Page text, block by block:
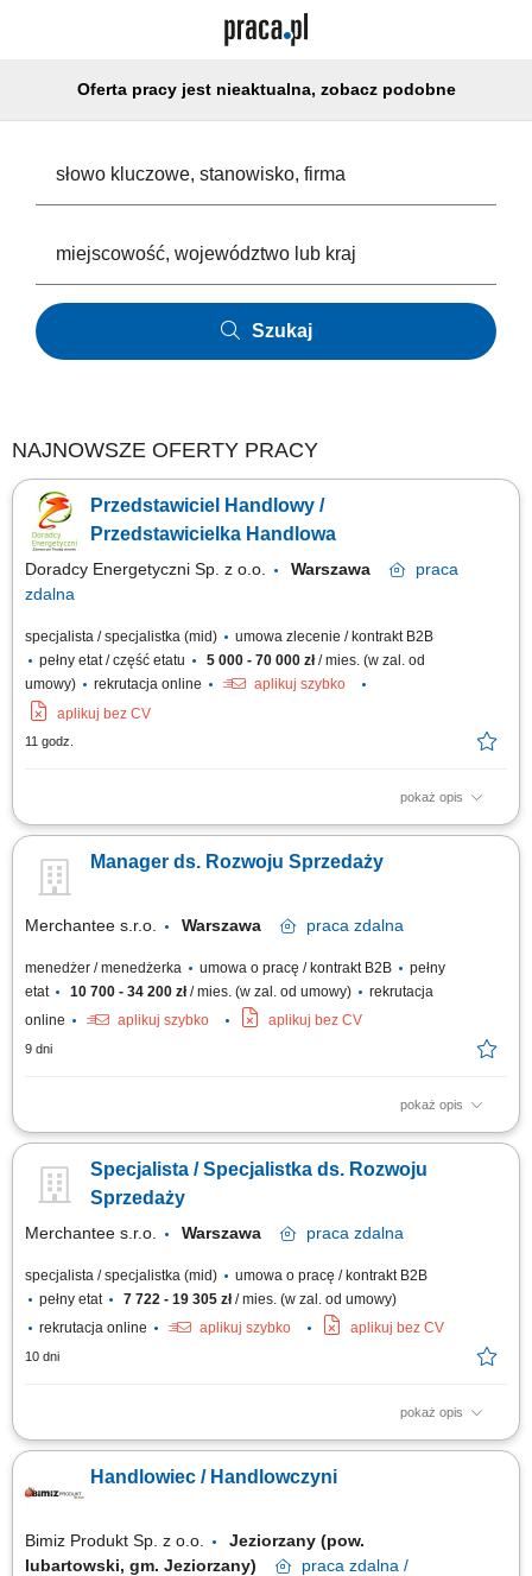
Oferta pracy jest nieaktualna, zobacz podobne
Szukaj
NAJNOWSZE OFERTY PRACY
Przedstawiciel Handlowy /
Przedstawicielka Handlowa
Doradcy Energetyczni Sp. z o.o. Warszawa
praca
zdalna
specjalista / specjalistka (mid)
umowa zlecenie / kontrakt B2B
pełny etat / część etatu
5 000 - 70 000 zł/ mies. (w zal. od
umowy)
rekrutacja online
aplikuj szybko
aplikuj bez CV
11 godz.
pokaż opis
Opis stanowiska: Doradzanie klientom biznesowym w wyborze ofert
rozwijanie długofalowych relacji biznesowych. Analizowanie potrzeb
przedsiębiorstw i przygotowywanie dopasowanych rozwiązań.
Manager ds. Rozwoju Sprzedaży
Merchantee s.r.o. Warszawa praca zdalna
menedżer / menedżerka umowa o pracę / kontrakt B2B
pełny
etat
10 700 - 34 200 zł/ mies. (w zal. od umowy)
rekrutacja
online
aplikuj szybko aplikuj bez CV
9 dni
pokaż opis
Samodzielne prowadzenie kompleksowych procesów sprzedażowych od
finalizację kontraktu. Prezentowanie wartości biznesowych
nowoczesnych rozwiązań e-commerce i platform sprzedażowych
Specjalista / Specjalistka ds. Rozwoju
Sprzedaży
Merchantee s.r.o. Warszawa praca zdalna
specjalista / specjalistka (mid)
umowa o pracę / kontrakt B2B
pełny etat
7 722 - 19 305 zł/ mies. (w zal. od umowy)
rekrutacja online
aplikuj szybko aplikuj bez CV
10 dni
pokaż opis
Samodzielne wyszukiwanie i selekcja potencjalnych partnerów
biznesowego z wykorzystaniem telefonu, poczty e-mail oraz portalu
LinkedIn. Kwalifikowanie zapytań przychodzących (leadów inbound) i
Handlowiec / Handlowczyni
Bimiz Produkt Sp. z o.o.
Jeziorzany (pow.
lubartowski, gm. Jeziorzany)
praca zdalna /